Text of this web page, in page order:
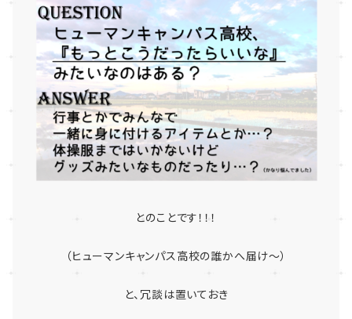
とのことです！！！
（ヒューマンキャンパス高校の誰かへ届け～）
と、冗談は置いておき